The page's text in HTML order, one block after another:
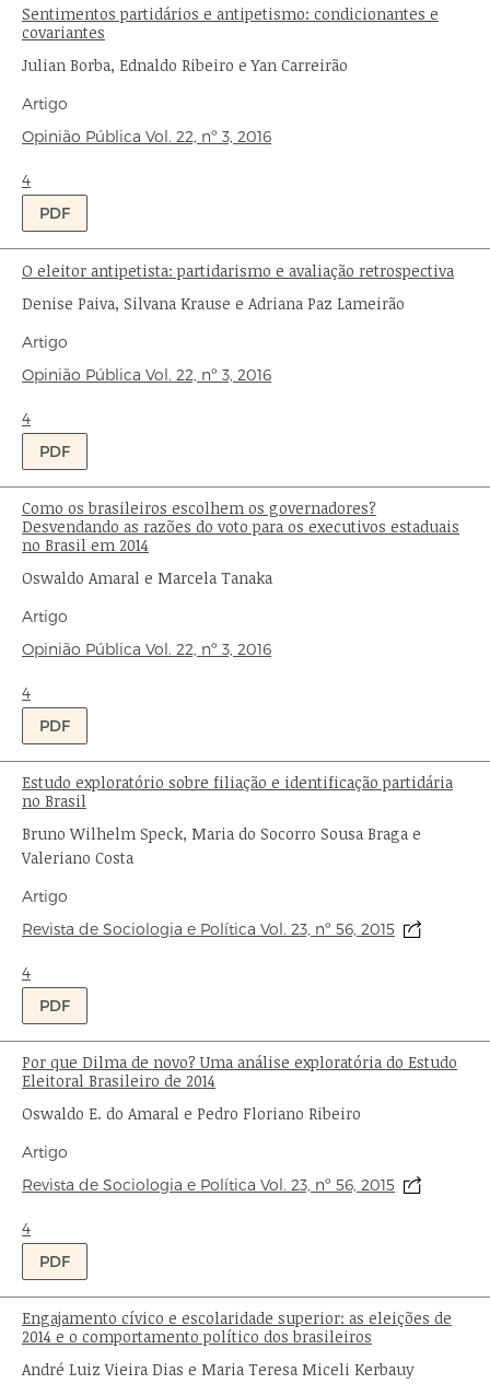
Título:
Sentimentos partidários e antipetismo: condicionantes e
covariantes
Autores:
Julian Borba, Ednaldo Ribeiro e Yan Carreirão
Tipo
publicação:
Artigo
Origem:
Opinião Pública Vol. 22, nº 3, 2016
Ondas:
4
PDF
Título:
O eleitor antipetista: partidarismo e avaliação retrospectiva
Autores:
Denise Paiva, Silvana Krause e Adriana Paz Lameirão
Tipo
publicação:
Artigo
Origem:
Opinião Pública Vol. 22, nº 3, 2016
Ondas:
4
PDF
Título:
Como os brasileiros escolhem os governadores?
Desvendando as razões do voto para os executivos estaduais
no Brasil em 2014
Autores:
Oswaldo Amaral e Marcela Tanaka
Tipo
publicação:
Artigo
Origem:
Opinião Pública Vol. 22, nº 3, 2016
Ondas:
4
PDF
Título:
Estudo exploratório sobre filiação e identificação partidária
no Brasil
Autor:
Bruno Wilhelm Speck, Maria do Socorro Sousa Braga e
Valeriano Costa
Tipo
publicação:
Artigo
Origem:
Revista de Sociologia e Política Vol. 23, nº 56, 2015
Ondas:
4
PDF
Título:
Por que Dilma de novo? Uma análise exploratória do Estudo
Eleitoral Brasileiro de 2014
Autor:
Oswaldo E. do Amaral e Pedro Floriano Ribeiro
Tipo
publicação:
Artigo
Origem:
Revista de Sociologia e Política Vol. 23, nº 56, 2015
Ondas:
4
PDF
Título:
Engajamento cívico e escolaridade superior: as eleições de
2014 e o comportamento político dos brasileiros
Autor:
André Luiz Vieira Dias e Maria Teresa Miceli Kerbauy